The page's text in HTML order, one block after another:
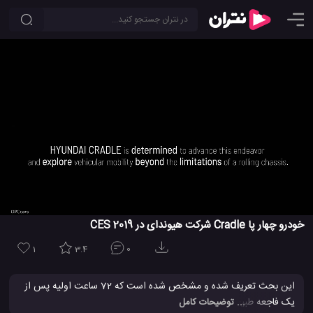
خودرو چهار پا Cradle شرکت هیوندای در CES 2019
1 3.4 0
این بحث تعریف شده و مشخص شده است که 72 ساعت اولیه پس از
یک فاجعه طبیعی، مهم ترین زمان برای نجات حیات زندگی انسان ها از
... توضیحات کامل